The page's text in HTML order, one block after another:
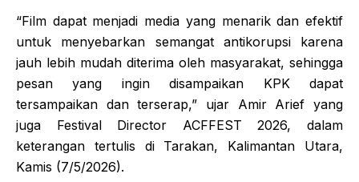
“Film dapat menjadi media yang menarik dan efektif
untuk menyebarkan semangat antikorupsi karena
jauh lebih mudah diterima oleh masyarakat, sehingga
pesan yang ingin disampaikan KPK dapat
tersampaikan dan terserap,” ujar Amir Arief yang
juga Festival Director ACFFEST 2026, dalam
keterangan tertulis di Tarakan, Kalimantan Utara,
Kamis (7/5/2026).